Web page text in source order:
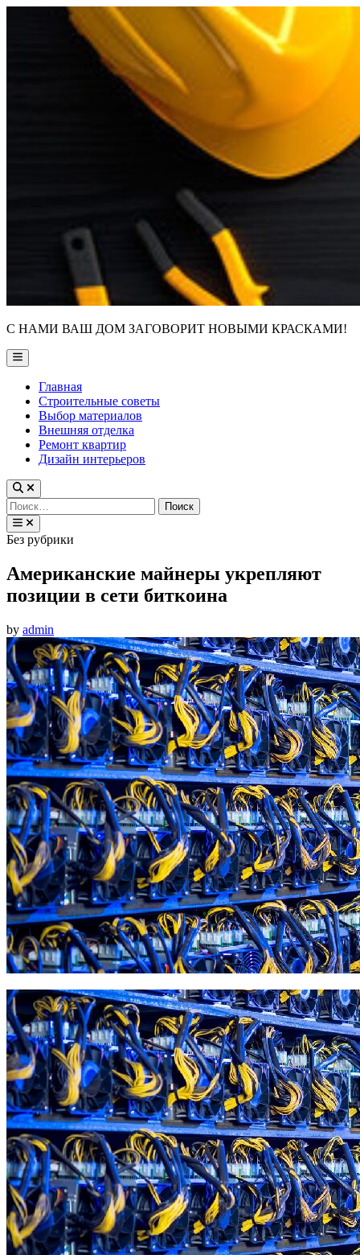
С НАМИ ВАШ ДОМ ЗАГОВОРИТ НОВЫМИ КРАСКАМИ!
Main
Menu
Главная
Строительные советы
Выбор материалов
Внешняя отделка
Ремонт квартир
Дизайн интерьеров
Найти:
Posted
Без рубрики
Американские майнеры укрепляют
позиции в сети биткоина
by admin